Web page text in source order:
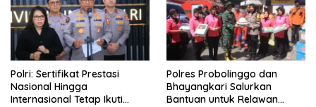
Polri: Sertifikat Prestasi
Nasional Hingga
Internasional Tetap Ikuti
Polres Probolinggo dan
Bhayangkari Salurkan
Bantuan untuk Relawan